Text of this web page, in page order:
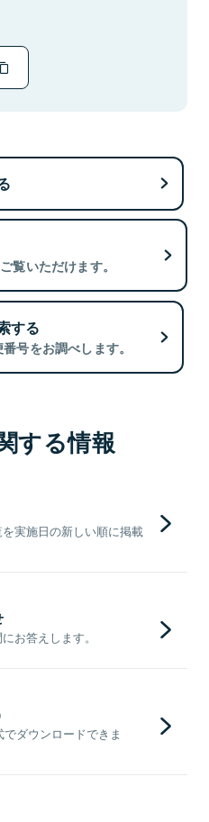
覧いただけます。
する
号をお調べします。
する情報
実施日の新しい順に掲載
お答えします。
ダウンロードできま